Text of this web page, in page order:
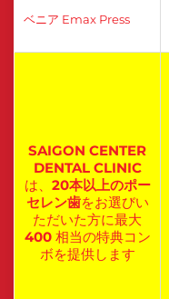
ベニア Emax Press
SAIGON CENTER
DENTAL CLINIC
は、 20本以上のポー
セレン歯をお選びい
ただいた方に最大
400相当の特典コン
ボを提供します